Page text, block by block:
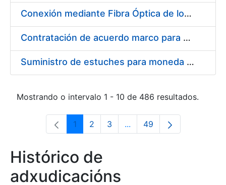
Conexión mediante Fibra Óptica de los Centros de Proceso de Datos (CPDs) de las sedes de la FNMT-RCM de Burgos y Madrid
Contratación de acuerdo marco para el Suministro de Material de Electricidad para la Fábrica Nacional de Moneda y Timbre-Real Casa de la Moneda en su centro de trabajo de Burgos
Suministro de estuches para moneda de 30 €
Mostrando o intervalo 1 - 10 de 486 resultados.
Páxina
1 Páxina
2 Páxina
3 ...Páxinas intermedias Use
Páxina
49
Histórico de
adxudicacións